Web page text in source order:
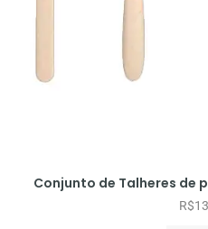
Conjunto de Talheres de
R$